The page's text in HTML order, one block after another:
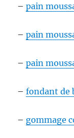
–pain
–pain
–pain
–fondant de
– gommage